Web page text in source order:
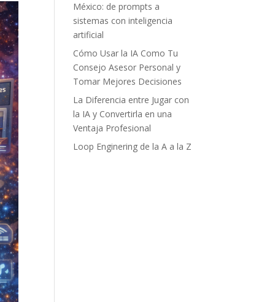
México: de prompts a
sistemas con inteligencia
artificial
Cómo Usar la IA Como Tu
Consejo Asesor Personal y
Tomar Mejores Decisiones
La Diferencia entre Jugar con
la IA y Convertirla en una
Ventaja Profesional
Loop Enginering de la A a la Z